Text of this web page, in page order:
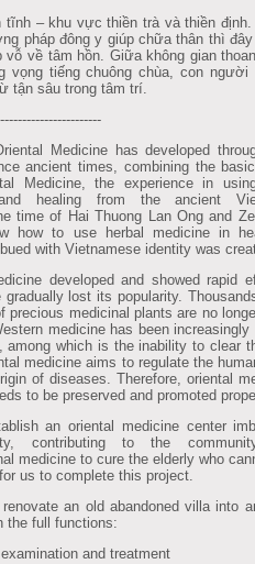
tĩnh – khu vực thiền trà và thiền
pháp đông y giúp chữa thân thì
vỗ về tâm hồn. Giữa không gian
vọng tiếng chuông chùa, con
tận sâu trong tâm trí.
Medicine has developed
ancient times, combining the
Medicine, the experience in
healing from the ancient
time of Hai Thuong Lan Ong and
how to use herbal medicine in
with Vietnamese identity was
developed and showed rapid
gradually lost its popularity.
precious medicinal plants are no
medicine has been increasingly
among which is the inability to clear
medicine aims to regulate the
of diseases. Therefore, oriental
to be preserved and promoted
an oriental medicine center
contributing to the
medicine to cure the elderly who
us to complete this project.
an old abandoned villa into
the full functions:
and treatment